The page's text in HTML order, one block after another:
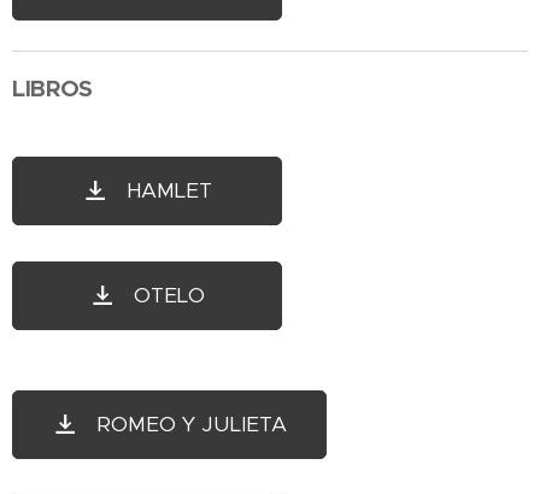
LIBROS
HAMLET
OTELO
ROMEO Y JULIETA